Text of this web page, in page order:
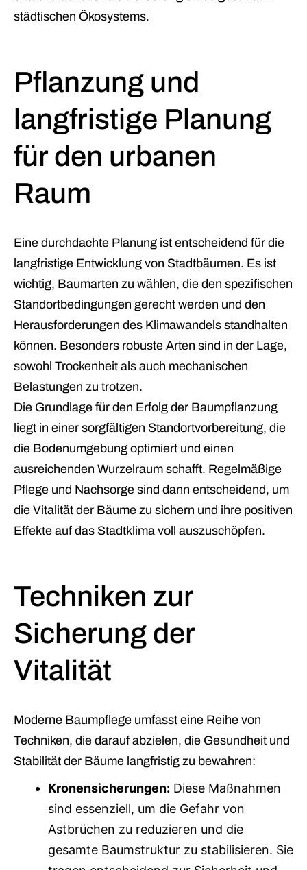
städtischen Ökosystems.
Pflanzung und
langfristige Planung
für den urbanen
Raum
Eine durchdachte Planung ist entscheidend für die
langfristige Entwicklung von Stadtbäumen. Es ist
wichtig, Baumarten zu wählen, die den spezifischen
Standortbedingungen gerecht werden und den
Herausforderungen des Klimawandels standhalten
können. Besonders robuste Arten sind in der Lage,
sowohl Trockenheit als auch mechanischen
Belastungen zu trotzen.
Die Grundlage für den Erfolg der Baumpflanzung
liegt in einer sorgfältigen Standortvorbereitung, die
die Bodenumgebung optimiert und einen
ausreichenden Wurzelraum schafft. Regelmäßige
Pflege und Nachsorge sind dann entscheidend, um
die Vitalität der Bäume zu sichern und ihre positiven
Effekte auf das Stadtklima voll auszuschöpfen.
Techniken zur
Sicherung der
Vitalität
Moderne Baumpflege umfasst eine Reihe von
Techniken, die darauf abzielen, die Gesundheit und
Stabilität der Bäume langfristig zu bewahren:
Kronensicherungen: Diese Maßnahmen
sind essenziell, um die Gefahr von
Astbrüchen zu reduzieren und die
gesamte Baumstruktur zu stabilisieren. Sie